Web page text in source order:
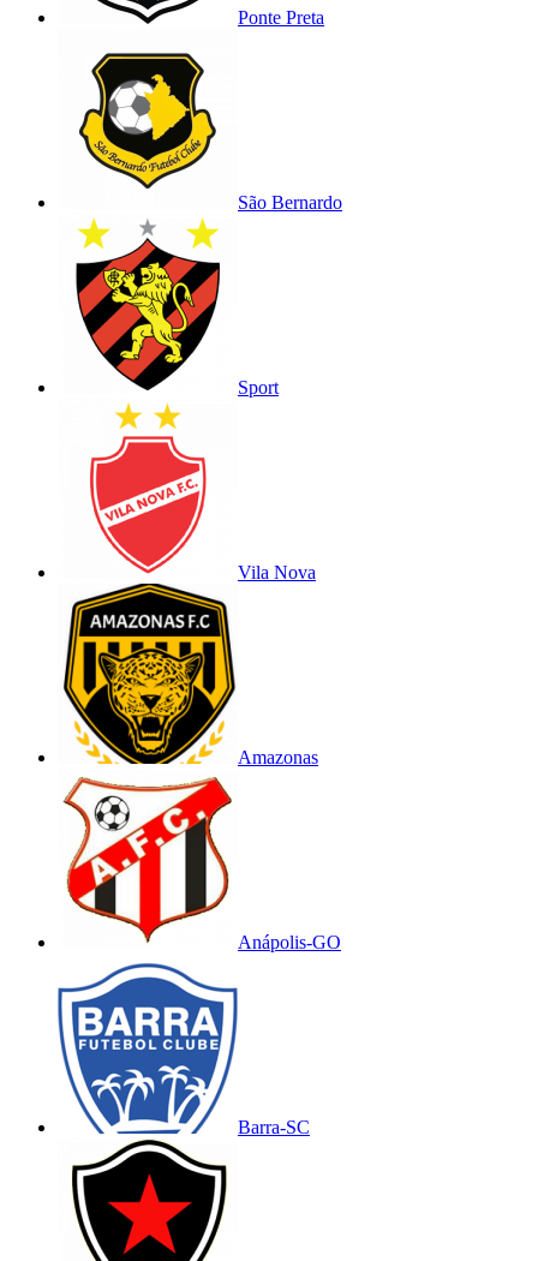
Ponte Preta
São Bernardo
Sport
Vila Nova
Amazonas
Anápolis-GO
Barra-SC